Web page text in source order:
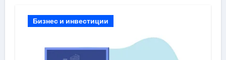
Бизнес и инвестиции